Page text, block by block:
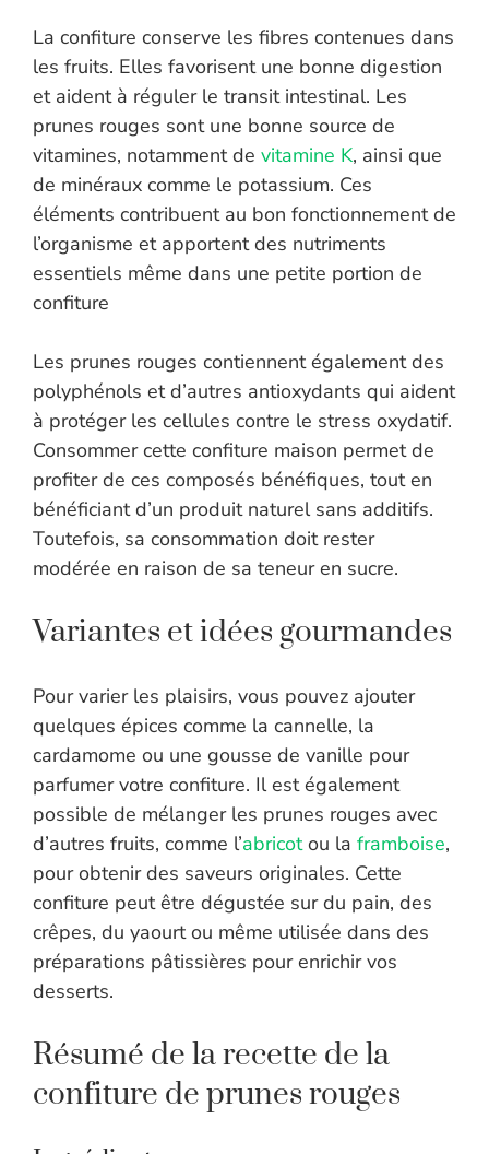
La confiture conserve les fibres contenues dans
les fruits. Elles favorisent une bonne digestion
et aident à réguler le transit intestinal. Les
prunes rouges sont une bonne source de
vitamines, notamment de vitamine K, ainsi que
de minéraux comme le potassium. Ces
éléments contribuent au bon fonctionnement de
l’organisme et apportent des nutriments
essentiels même dans une petite portion de
confiture
Les prunes rouges contiennent également des
polyphénols et d’autres antioxydants qui aident
à protéger les cellules contre le stress oxydatif.
Consommer cette confiture maison permet de
profiter de ces composés bénéfiques, tout en
bénéficiant d’un produit naturel sans additifs.
Toutefois, sa consommation doit rester
modérée en raison de sa teneur en sucre.
Variantes et idées gourmandes
Pour varier les plaisirs, vous pouvez ajouter
quelques épices comme la cannelle, la
cardamome ou une gousse de vanille pour
parfumer votre confiture. Il est également
possible de mélanger les prunes rouges avec
d’autres fruits, comme l’abricotou la framboise,
pour obtenir des saveurs originales. Cette
confiture peut être dégustée sur du pain, des
crêpes, du yaourt ou même utilisée dans des
préparations pâtissières pour enrichir vos
desserts.
Résumé de la recette de la
confiture de prunes rouges